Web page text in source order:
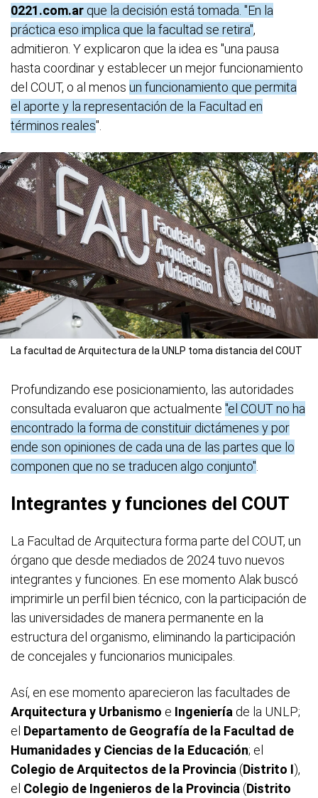
0221.com.ar que la decisión está tomada. "En la
práctica eso implica que la facultad se retira",
admitieron. Y explicaron que la idea es "una pausa
hasta coordinar y establecer un mejor funcionamiento
del COUT, o al menos un funcionamiento que permita
el aporte y la representación de la Facultad en
términos reales".
La facultad de Arquitectura de la UNLP toma distancia del COUT
Profundizando ese posicionamiento, las autoridades
consultada evaluaron que actualmente "el COUT no ha
encontrado la forma de constituir dictámenes y por
ende son opiniones de cada una de las partes que lo
componen que no se traducen algo conjunto".
Integrantes y funciones del COUT
La Facultad de Arquitectura forma parte del COUT, un
órgano que desde mediados de 2024 tuvo nuevos
integrantes y funciones. En ese momento Alak buscó
imprimirle un perfil bien técnico, con la participación de
las universidades de manera permanente en la
estructura del organismo, eliminando la participación
de concejales y funcionarios municipales.
Así, en ese momento aparecieron las facultades de
Arquitectura y Urbanismo e Ingeniería de la UNLP;
el Departamento de Geografía de la Facultad de
Humanidades y Ciencias de la Educación; el
Colegio de Arquitectos de la Provincia (Distrito I),
el Colegio de Ingenieros de la Provincia (Distrito